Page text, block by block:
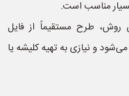
مناسب است.
طرح مستقیماً از فایل
و نیازی به تهیه کلیشه یا